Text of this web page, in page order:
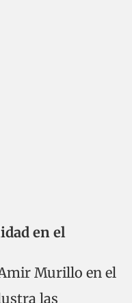
en el
Murillo en el
las